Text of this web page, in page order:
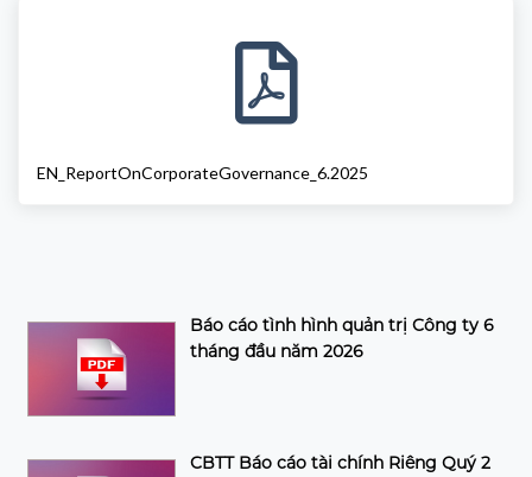
EN_ReportOnCorporateGovernance_6.2025
Báo cáo tình hình quản trị Công ty 6
tháng đầu năm 2026
CBTT Báo cáo tài chính Riêng Quý 2